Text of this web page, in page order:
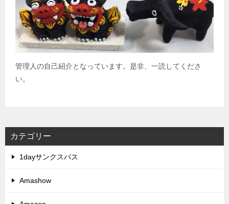
管理人の自己紹介となっています。是非、一読してくださ
い。
カテゴリー
1dayサンクスパス
Amashow